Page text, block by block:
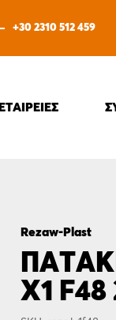
+30 2310 512 459
ΕΤΑΙΡΕΙΕΣ
Rezaw-Plast
X1 F48